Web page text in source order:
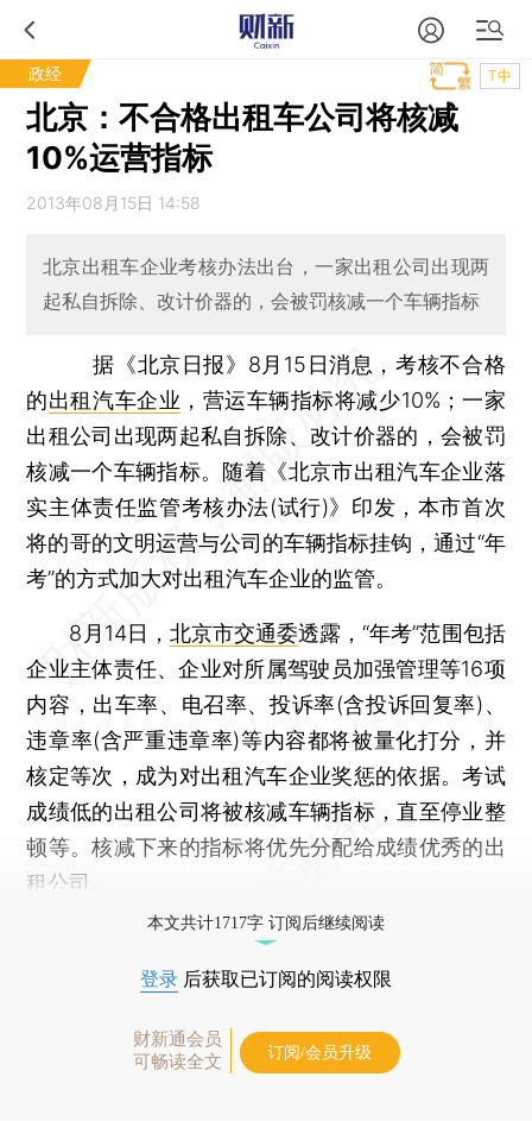
政经 T中
北京：不合格出租车公司将核减
10%运营指标
2013年08月15日 14:58
北京出租车企业考核办法出台，一家出租公司出现两
起私自拆除、改计价器的，会被罚核减一个车辆指标
据《北京日报》8月15日消息，考核不合格
的出租汽车企业 ，营运车辆指标将减少10%；一家
出租公司出现两起私自拆除、改计价器的，会被罚
核减一个车辆指标。随着《北京市出租汽车企业落
实主体责任监管考核办法(试行)》印发，本市首次
将的哥的文明运营与公司的车辆指标挂钩，通过“年
考”的方式加大对出租汽车企业的监管。
8月14日， 北京市交通委透露，“年考”范围包括
企业主体责任、企业对所属驾驶员加强管理等16项
内容，出车率、电召率、投诉率(含投诉回复率)、
违章率(含严重违章率)等内容都将被量化打分，并
核定等次，成为对出租汽车企业奖惩的依据。考试
成绩低的出租公司将被核减车辆指标，直至停业整
顿等。核减下来的指标将优先分配给成绩优秀的出
租公司。
本文共计1717字 订阅后继续阅读
登录 后获取已订阅的阅读权限
财新通会员
可畅读全文
订阅/会员升级